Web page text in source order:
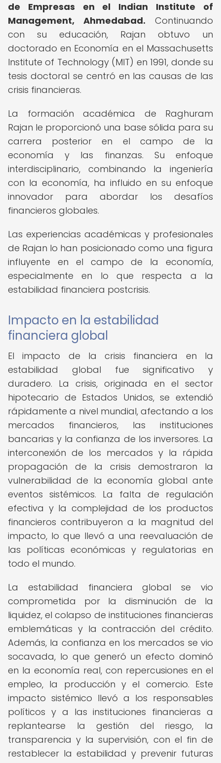
de Empresas en el Indian Institute of
Management, Ahmedabad. Continuando
con su educación, Rajan obtuvo un
doctorado en Economía en el Massachusetts
Institute of Technology (MIT) en 1991, donde su
tesis doctoral se centró en las causas de las
crisis financieras.
La formación académica de Raghuram
Rajan le proporcionó una base sólida para su
carrera posterior en el campo de la
economía y las finanzas. Su enfoque
interdisciplinario, combinando la ingeniería
con la economía, ha influido en su enfoque
innovador para abordar los desafíos
financieros globales.
Las experiencias académicas y profesionales
de Rajan lo han posicionado como una figura
influyente en el campo de la economía,
especialmente en lo que respecta a la
estabilidad financiera postcrisis.
Impacto en la estabilidad
financiera global
El impacto de la crisis financiera en la
estabilidad global fue significativo y
duradero. La crisis, originada en el sector
hipotecario de Estados Unidos, se extendió
rápidamente a nivel mundial, afectando a los
mercados financieros, las instituciones
bancarias y la confianza de los inversores. La
interconexión de los mercados y la rápida
propagación de la crisis demostraron la
vulnerabilidad de la economía global ante
eventos sistémicos. La falta de regulación
efectiva y la complejidad de los productos
financieros contribuyeron a la magnitud del
impacto, lo que llevó a una reevaluación de
las políticas económicas y regulatorias en
todo el mundo.
La estabilidad financiera global se vio
comprometida por la disminución de la
liquidez, el colapso de instituciones financieras
emblemáticas y la contracción del crédito.
Además, la confianza en los mercados se vio
socavada, lo que generó un efecto dominó
en la economía real, con repercusiones en el
empleo, la producción y el comercio. Este
impacto sistémico llevó a los responsables
políticos y a las instituciones financieras a
replantearse la gestión del riesgo, la
transparencia y la supervisión, con el fin de
restablecer la estabilidad y prevenir futuras